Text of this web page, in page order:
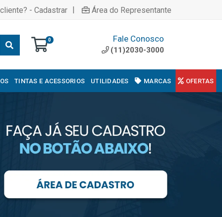
- Cadastrar | Área do Representante
0 Fale Conosco
(11)2030-3000
TINTAS E ACESSORIOS UTILIDADES MARCAS OFERTAS